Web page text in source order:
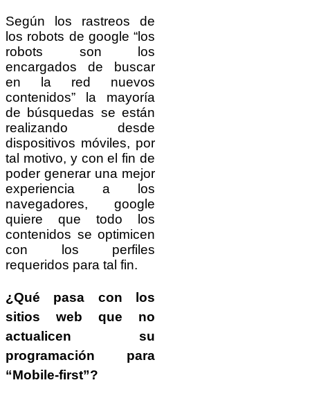
Según los rastreos de
los robots de google “los
robots son los
encargados de buscar
en la red nuevos
contenidos” la mayoría
de búsquedas se están
realizando desde
dispositivos móviles, por
tal motivo, y con el fin de
poder generar una mejor
experiencia a los
navegadores, google
quiere que todo los
contenidos se optimicen
con los perfiles
requeridos para tal fin.
¿Qué pasa con los
sitios web que no
actualicen su
programación para
“Mobile-first”?